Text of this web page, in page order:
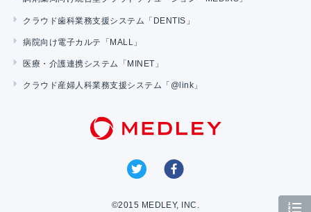
クラウド歯科業務支援システム「DENTIS」
病院向け電子カルテ「MALL」
医療・介護連携システム「MINET」
クラウド産婦人科業務支援システム「@link」
©2015 MEDLEY, INC.